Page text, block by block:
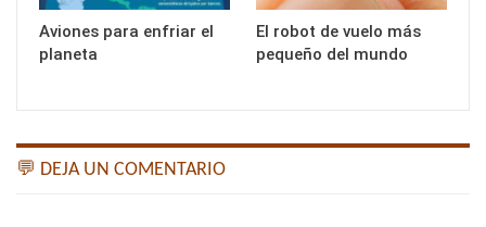
Aviones para enfriar el
planeta
El robot de vuelo más
pequeño del mundo
💬 DEJA UN COMENTARIO